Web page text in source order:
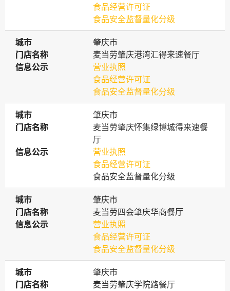
食品经营许可证
食品安全监督量化分级
城市
城市
肇庆市
门店名称
门店名称
麦当劳肇庆港湾汇得来速餐厅
信息公示
信息公示
营业执照
食品经营许可证
食品安全监督量化分级
城市
城市
肇庆市
门店名称
门店名称
麦当劳肇庆怀集绿博城得来速餐
厅
信息公示
信息公示
营业执照
食品经营许可证
食品安全监督量化分级
城市
城市
肇庆市
门店名称
门店名称
麦当劳四会肇庆华商餐厅
信息公示
信息公示
营业执照
食品经营许可证
食品安全监督量化分级
城市
城市
肇庆市
门店名称
门店名称
麦当劳肇庆学院路餐厅